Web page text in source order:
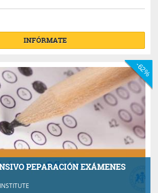
INFÓRMATE
PEPARACIÓN EXÁMENES
-62%